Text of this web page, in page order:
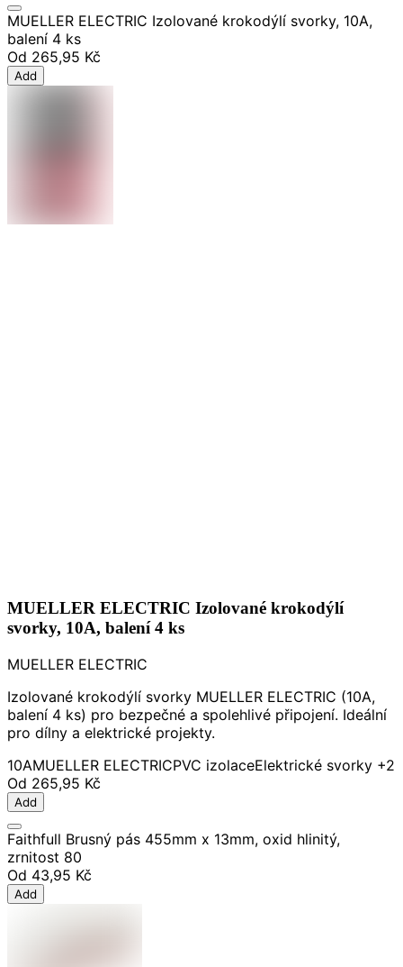
MUELLER ELECTRIC Izolované krokodýlí svorky, 10A,
balení 4 ks
Od 265,95 Kč
Add
MUELLER ELECTRIC Izolované krokodýlí
svorky, 10A, balení 4 ks
MUELLER ELECTRIC
Izolované krokodýlí svorky MUELLER ELECTRIC (10A,
balení 4 ks) pro bezpečné a spolehlivé připojení. Ideální
pro dílny a elektrické projekty.
10AMUELLER ELECTRICPVC izolaceElektrické svorky +2
Od 265,95 Kč
Add
Faithfull Brusný pás 455mm x 13mm, oxid hlinitý,
zrnitost 80
Od 43,95 Kč
Add